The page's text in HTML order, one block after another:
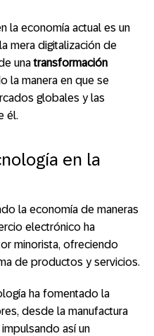
la economía actual es un
mera digitalización de
unatransformación
la manera en que se
globales y las
él.
en la
la economía de maneras
electrónico ha
minorista, ofreciendo
de productos y servicios.
ha fomentado la
desde la manufactura
impulsando así un